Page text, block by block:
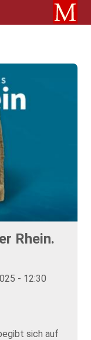
Rhein.
- 12:30
sich auf